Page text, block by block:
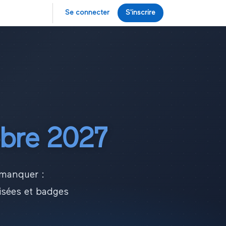
Se connecter S'inscrire
2027
:
et badges